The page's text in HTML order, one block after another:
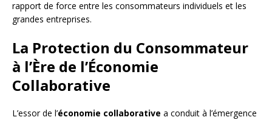
rapport de force entre les consommateurs individuels et les
grandes entreprises.
La Protection du Consommateur
à l’Ère de l’Économie
Collaborative
L’essor de l’économie collaborative a conduit à l’émergence